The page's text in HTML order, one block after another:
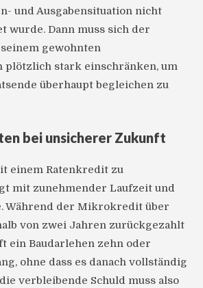
und Ausgabensituation nicht
wurde. Dann muss sich der
gewohnten
plötzlich stark einschränken, um
überhaupt begleichen zu
bei unsicherer Zukunft
einem Ratenkredit zu
mit zunehmender Laufzeit und
Während der Mikrokredit über
von zwei Jahren zurückgezahlt
ein Baudarlehen zehn oder
ohne dass es danach vollständig
verbleibende Schuld muss also